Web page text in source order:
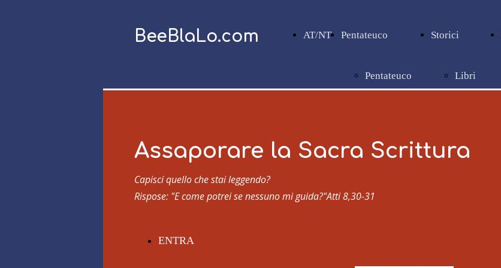
AT/NT Pentateuco
Pentateuco
Storici
Libri
BeeBlaLo.com
Assaporare la Sacra Scrittura
Capisci quello che stai leggendo?
Rispose: "E come potrei se nessuno mi guida?"Atti 8,30-31
ENTRA